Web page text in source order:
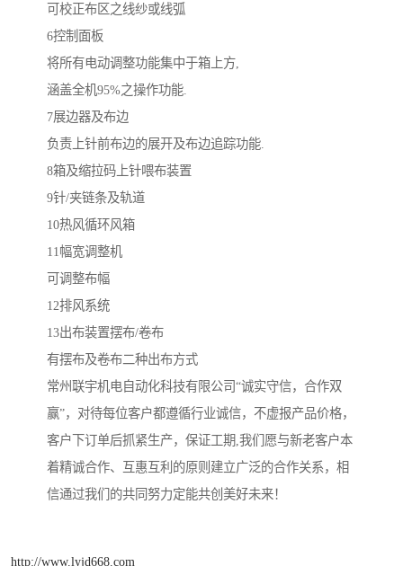
可校正布区之线纱或线弧
6控制面板
将所有电动调整功能集中于箱上方,
涵盖全机95%之操作功能.
7展边器及布边
负责上针前布边的展开及布边追踪功能.
8箱及缩拉码上针喂布装置
9针/夹链条及轨道
10热风循环风箱
11幅宽调整机
可调整布幅
12排风系统
13出布装置摆布/卷布
有摆布及卷布二种出布方式
常州联宇机电自动化科技有限公司“诚实守信，合作双
赢”，对待每位客户都遵循行业诚信，不虚报产品价格，
客户下订单后抓紧生产，保证工期,我们愿与新老客户本
着精诚合作、互惠互利的原则建立广泛的合作关系，相
信通过我们的共同努力定能共创美好未来！
http://www.lyjd668.com